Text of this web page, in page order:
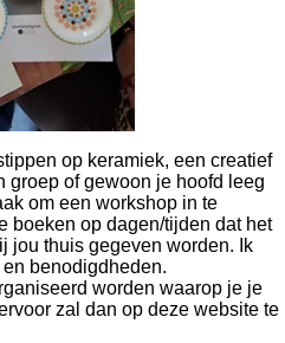
op keramiek, een creatief
groep of gewoon je hoofd leeg
om een workshop in te
boeken op dagen/tijden dat het
jou thuis gegeven worden. Ik
benodigdheden.
worden waarop je je
zal dan op deze website te